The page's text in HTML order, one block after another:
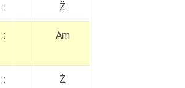
: Ž
: Am
: Ž